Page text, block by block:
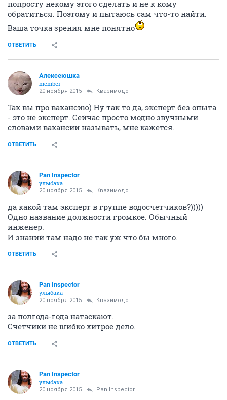
попросту некому этого сделать и не к кому
обратиться. Поэтому и пытаюсь сам что-то найти.
Ваша точка зрения мне понятно
ОТВЕТИТЬ
Алексеюшка
member
20 ноября 2015 Квазимодо
Так вы про вакансию) Ну так то да, эксперт без опыта
- это не эксперт. Сейчас просто модно звучными
словами вакансии называть, мне кажется.
ОТВЕТИТЬ
Pan Inspector
улыбака
20 ноября 2015 Квазимодо
да какой там эксперт в группе водосчетчиков?)))))
Одно название должности громкое. Обычный
инженер.
И знаний там надо не так уж что бы много.
ОТВЕТИТЬ
Pan Inspector
улыбака
20 ноября 2015 Квазимодо
за полгода-года натаскают.
Счетчики не шибко хитрое дело.
ОТВЕТИТЬ
Pan Inspector
улыбака
20 ноября 2015 Pan Inspector